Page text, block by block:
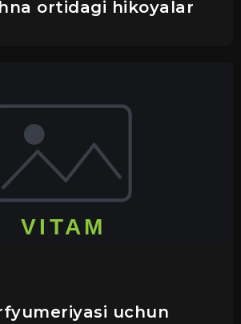
ortidagi hikoyalar
uchun